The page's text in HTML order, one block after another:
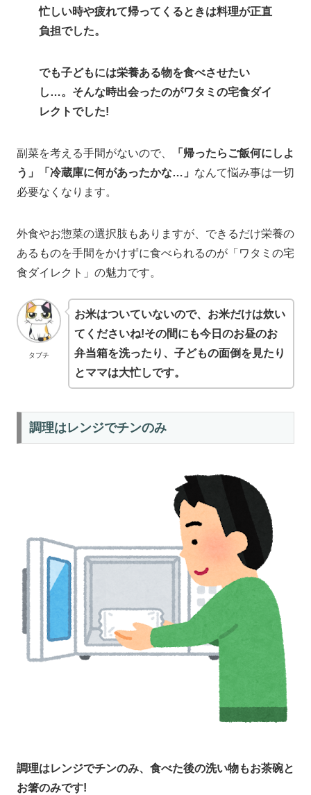
忙しい時や疲れて帰ってくるときは料理が正直
負担でした。
でも子どもには栄養ある物を食べさせたい
し…。そんな時出会ったのがワタミの宅食ダイ
レクトでした!
副菜を考える手間がないので、
「帰ったらご飯何にしよ
う」「冷蔵庫に何があったかな…」 なんて悩み事は一切
必要なくなります。
外食やお惣菜の選択肢もありますが、できるだけ栄養の
あるものを手間をかけずに食べられるのが「ワタミの宅
食ダイレクト」の魅力です。
タブチ
お米はついていないので、お米だけは炊い
てくださいね!その間にも今日のお昼のお
弁当箱を洗ったり、子どもの面倒を見たり
とママは大忙しです。
調理はレンジでチンのみ
調理はレンジでチンのみ、食べた後の洗い物もお茶碗と
お箸のみです!